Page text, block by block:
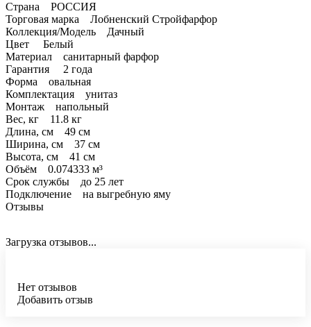
Страна РОССИЯ
Торговая марка Лобненский Стройфарфор
Коллекция/Модель Дачный
Цвет Белый
Материал санитарный фарфор
Гарантия 2 года
Форма овальная
Комплектация унитаз
Монтаж напольный
Вес, кг 11.8 кг
Длина, см 49 см
Ширина, см 37 см
Высота, см 41 см
Объём 0.074333 м³
Срок службы до 25 лет
Подключение на выгребную яму
Отзывы
Загрузка отзывов...
Нет отзывов
Добавить отзыв